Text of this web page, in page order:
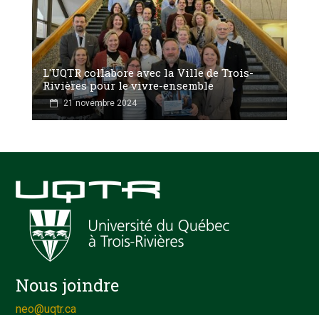
L'UQTR collabore avec la Ville de Trois-
Rivières pour le vivre-ensemble
21 novembre 2024
Nous joindre
neo@uqtr.ca